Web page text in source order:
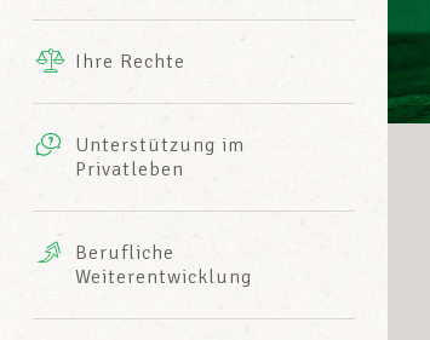
INFO-CENTER
des LCGBs
Ihre Rechte
Unterstützung im
Privatleben
Leistungen
Mutuelle
AXA
Berufliche
Weiterentwicklung